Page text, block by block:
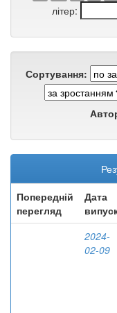
літер:
Сортування:
Попередній
перегляд
Дата
2024-
02-09